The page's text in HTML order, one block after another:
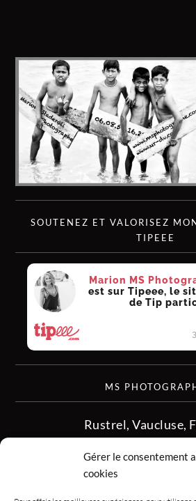
Gérer le consentement
cookies
SOUTENEZ ET VALORISEZ
TIPEEE
Marion MS
est sur Tipeee, le
de Tip
MS
Rustrel, Vaucluse,
siret :513 349
06.08.50.16.28
contact.msphotographe